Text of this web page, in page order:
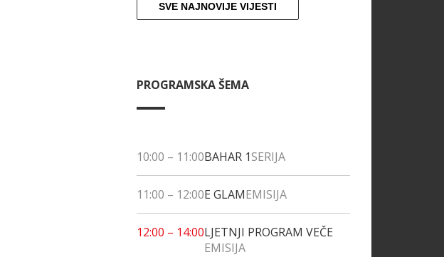
SVE NAJNOVIJE VIJESTI
PROGRAMSKA ŠEMA
10:00 – 11:00BAHAR 1SERIJA
11:00 – 12:00E GLAMEMISIJA
12:00 – 14:00LJETNJI PROGRAM VEČE
EMISIJA